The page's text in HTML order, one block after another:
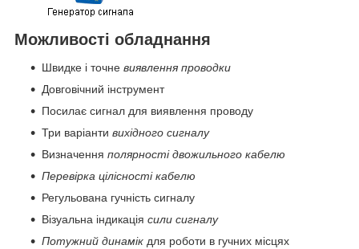
Можливості обладнання
Швидке і точне виявлення проводки
Довговічний інструмент
Посилає сигнал для виявлення проводу
Три варіанти вихідного сигналу
Визначення полярності двожильного кабелю
Перевірка цілісності кабелю
Регульована гучність сигналу
Візуальна індикація сили сигналу
Потужний динамік для роботи в гучних місцях